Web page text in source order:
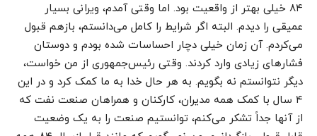
۸۴ خیلی بهتر از واقعیت بود. اما وقتی آمدم، ویرانی بسیار
عمیقی را دیدم. البته اگر شرایط را کامل می‌دانستم، بازهم قبول
می‌کردم. آن زمان خیلی دچار احساسات شده بودم و دوستان
فشارهای زیادی وارد کردند. وقتی رئیس‌جمهوری از من خواست،
دیگر نتوانستم نه بگویم. به هر حال خدا به ما کمک کرد و در این
۴ سال با کمک همه مدیران، کارکنان و همراهان صنعت نفت که
از آنها جداً تشکر می‌کنم، توانستیم صنعت را به یک وضعیت